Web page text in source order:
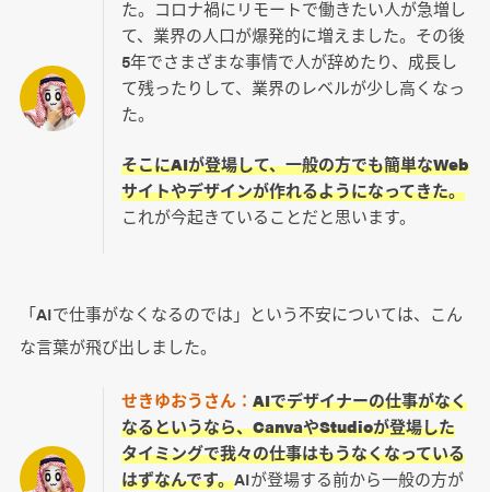
た。コロナ禍にリモートで働きたい人が急増し
て、業界の人口が爆発的に増えました。その後
5年でさまざまな事情で人が辞めたり、成長し
て残ったりして、業界のレベルが少し高くなっ
た。
そこにAIが登場して、一般の方でも簡単なWeb
サイトやデザインが作れるようになってきた。
これが今起きていることだと思います。
「AIで仕事がなくなるのでは」という不安については、こん
な言葉が飛び出しました。
せきゆおうさん： AIでデザイナーの仕事がなく
なるというなら、CanvaやStudioが登場した
タイミングで我々の仕事はもうなくなっている
はずなんです。AIが登場する前から一般の方が